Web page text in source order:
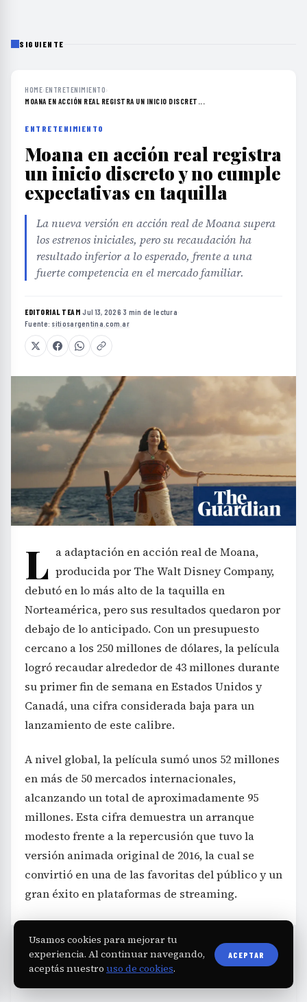
SIGUIENTE
HOME›ENTRETENIMIENTO›
MOANA EN ACCIÓN REAL REGISTRA UN INICIO DISCRET...
ENTRETENIMIENTO
Moana en acción real registra
un inicio discreto y no cumple
expectativas en taquilla
La nueva versión en acción real de Moana supera
los estrenos iniciales, pero su recaudación ha
resultado inferior a lo esperado, frente a una
fuerte competencia en el mercado familiar.
EDITORIAL TEAM·Jul 13, 2026·3 min de lectura·
Fuente: sitiosargentina.com.ar
L a adaptación en acción real de Moana,
producida por The Walt Disney Company,
debutó en lo más alto de la taquilla en
Norteamérica, pero sus resultados quedaron por
debajo de lo anticipado. Con un presupuesto
cercano a los 250 millones de dólares, la película
logró recaudar alrededor de 43 millones durante
su primer fin de semana en Estados Unidos y
Canadá, una cifra considerada baja para un
lanzamiento de este calibre.
A nivel global, la película sumó unos 52 millones
en más de 50 mercados internacionales,
alcanzando un total de aproximadamente 95
millones. Esta cifra demuestra un arranque
modesto frente a la repercusión que tuvo la
versión animada original de 2016, la cual se
convirtió en una de las favoritas del público y un
gran éxito en plataformas de streaming.
Usamos cookies para mejorar tu
experiencia. Al continuar navegando,
aceptás nuestro uso de cookies.
ACEPTAR